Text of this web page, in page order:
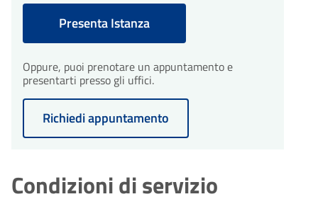
Presenta Istanza
Oppure, puoi prenotare un appuntamento e
presentarti presso gli uffici.
Richiedi appuntamento
Condizioni di servizio